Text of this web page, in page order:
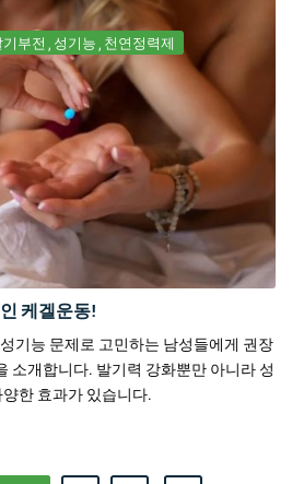
기부전 성기능 천연정력제
케겔운동!
기능 문제로 고민하는 남성들에게 권장
소개합니다. 발기력 강화뿐만 아니라 성
한 효과가 있습니다.